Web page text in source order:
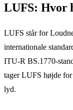
LUFS: Hvor
LUFS står for
internationale
ITU-R BS.1770-
tager LUFS højde
lyd.